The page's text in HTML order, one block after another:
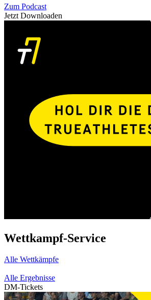
Zum Podcast
Jetzt Downloaden
Wettkampf-Service
Alle Wettkämpfe
Alle Ergebnisse
DM-Tickets